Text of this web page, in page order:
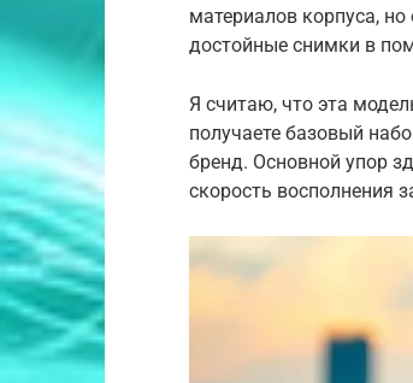
материалов корпуса,
достойные снимки в
Я считаю, что эта
получаете базовый
бренд. Основной упор
скорость восполнения